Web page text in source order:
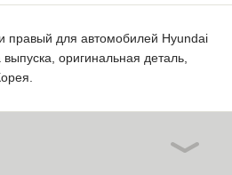
правый для автомобилей Hyundai
оригинальная деталь,